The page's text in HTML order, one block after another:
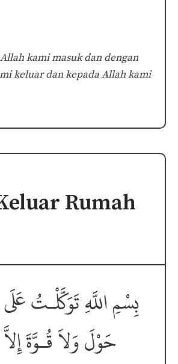
kami masuk dan dengan
keluar dan kepada Allah kami
Rumah